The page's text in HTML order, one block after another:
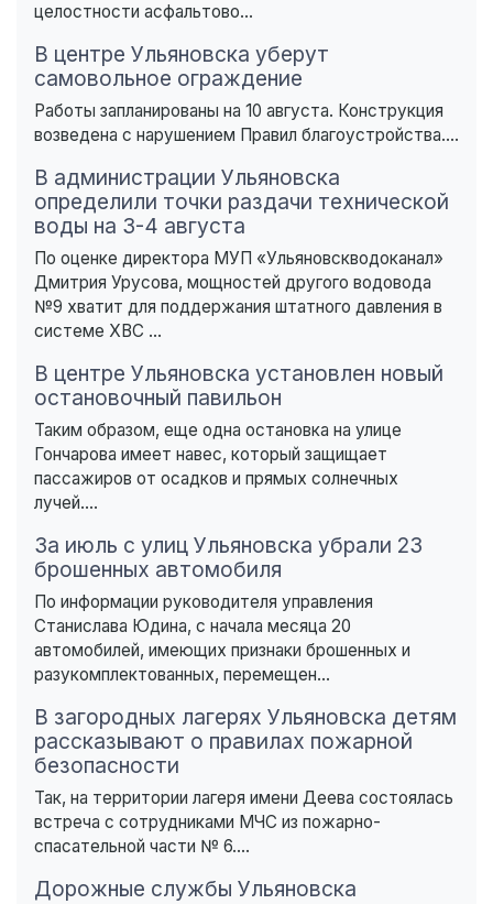
целостности асфальтово...
В центре Ульяновска уберут
самовольное ограждение
Работы запланированы на 10 августа. Конструкция
возведена с нарушением Правил благоустройства....
В администрации Ульяновска
определили точки раздачи технической
воды на 3-4 августа
По оценке директора МУП «Ульяновскводоканал»
Дмитрия Урусова, мощностей другого водовода
№9 хватит для поддержания штатного давления в
системе ХВС ...
В центре Ульяновска установлен новый
остановочный павильон
Таким образом, еще одна остановка на улице
Гончарова имеет навес, который защищает
пассажиров от осадков и прямых солнечных
лучей....
За июль с улиц Ульяновска убрали 23
брошенных автомобиля
По информации руководителя управления
Станислава Юдина, с начала месяца 20
автомобилей, имеющих признаки брошенных и
разукомплектованных, перемещен...
В загородных лагерях Ульяновска детям
рассказывают о правилах пожарной
безопасности
Так, на территории лагеря имени Деева состоялась
встреча с сотрудниками МЧС из пожарно-
спасательной части № 6....
Дорожные службы Ульяновска